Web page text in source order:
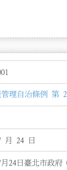
管理自治條例 第
月 24 日
24日臺北市政府